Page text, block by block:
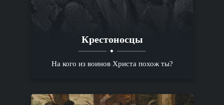
Крестоносцы
На кого из воинов Христа похож ты?